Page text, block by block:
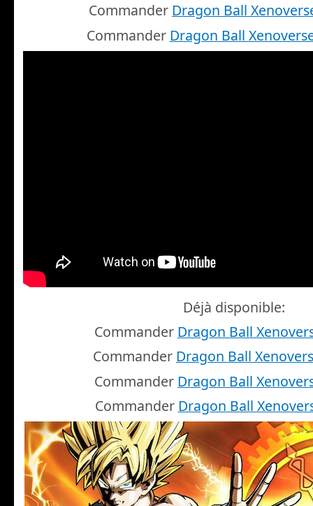
Commander Dragon Ball
Commander Dragon Ball
Déjà disponible:
Commander Dragon Ball
Commander Dragon Ball
Commander Dragon Ball
Commander Dragon Ball